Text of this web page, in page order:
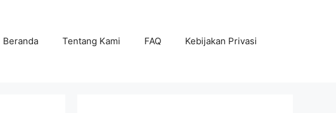
Beranda Tentang Kami FAQ Kebijakan Privasi